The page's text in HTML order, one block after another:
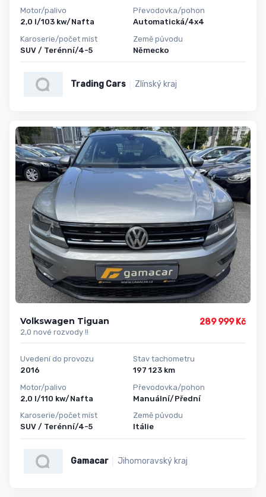
Motor/palivo
2,0 l/103 kw/Nafta
Karoserie/počet míst
SUV / Terénní/4-5
Převodovka/pohon
Automatická/4x4
Země původu
Německo
Trading Cars Zlínský kraj
Volkswagen Tiguan
2,0 nové rozvody !!
289 999 Kč
Uvedení do provozu
2016
Motor/palivo
2,0 l/110 kw/Nafta
Karoserie/počet míst
SUV / Terénní/4-5
Stav tachometru
197 123 km
Převodovka/pohon
Manuální/Přední
Země původu
Itálie
Gamacar Jihomoravský kraj